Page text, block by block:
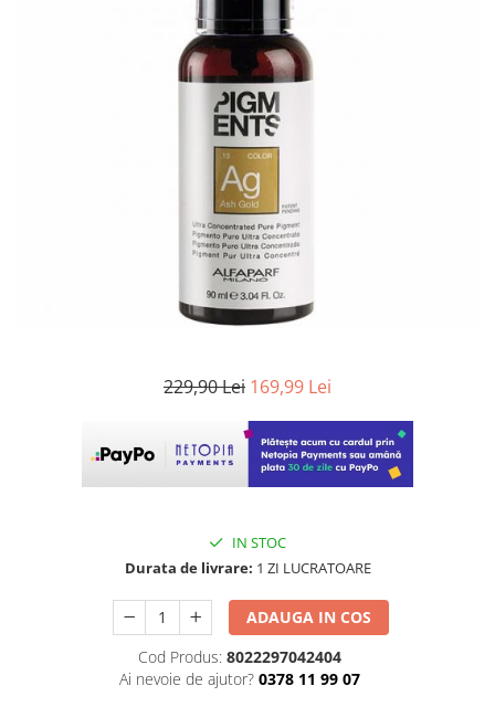
229,90 Lei 169,99 Lei
IN STOC
Durata de livrare: 1 ZI LUCRATOARE
ADAUGA IN COS
Cod Produs: 8022297042404
Ai nevoie de ajutor? 0378 11 99 07